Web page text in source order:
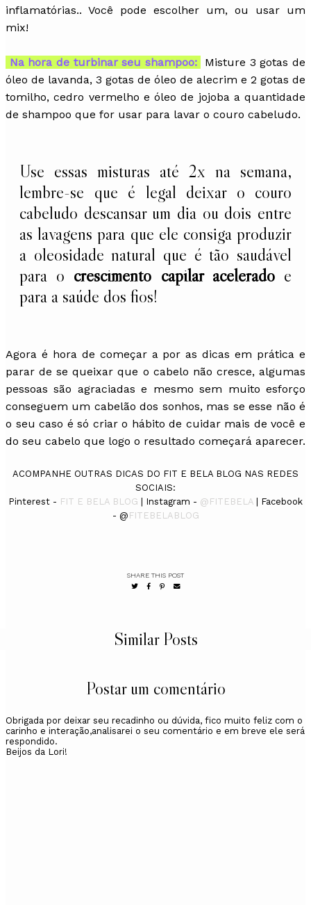
inflamatórias.. Você pode escolher um, ou usar um
mix!
Na hora de turbinar seu shampoo:
Misture 3 gotas de
óleo de lavanda, 3 gotas de óleo de alecrim e 2 gotas de
tomilho, cedro vermelho e óleo de jojoba a quantidade
de shampoo que for usar para lavar o couro cabeludo.
Use essas misturas até 2x na semana,
lembre-se que é legal deixar o couro
cabeludo descansar um dia ou dois entre
as lavagens para que ele consiga produzir
a oleosidade natural que é tão saudável
para o crescimento capilar aceleradoe
para a saúde dos fios!
Agora é hora de começar a por as dicas em prática e
parar de se queixar que o cabelo não cresce, algumas
pessoas são agraciadas e mesmo sem muito esforço
conseguem um cabelão dos sonhos, mas se esse não é
o seu caso é só criar o hábito de cuidar mais de você e
do seu cabelo que logo o resultado começará aparecer.
ACOMPANHE OUTRAS DICAS DO FIT E BELA BLOG NAS REDES
SOCIAIS:
Pinterest - FIT E BELA BLOG | Instagram - @FITEBELA | Facebook
- @ FITEBELABLOG
SHARE THIS POST
Similar Posts
Postar um comentário
Obrigada por deixar seu recadinho ou dúvida, fico muito feliz com o
carinho e interação,analisarei o seu comentário e em breve ele será
respondido.
Beijos da Lori!